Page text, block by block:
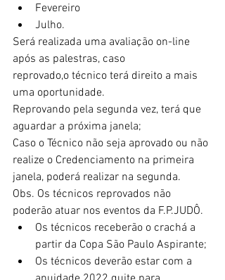
Fevereiro
Julho.
Será realizada uma avaliação on-line
após as palestras, caso
reprovado,o técnico terá direito a mais
uma oportunidade.
Reprovando pela segunda vez, terá que
aguardar a próxima janela;
Caso o Técnico não seja aprovado ou não
realize o Credenciamento na primeira
janela, poderá realizar na segunda.
Obs. Os técnicos reprovados não
poderão atuar nos eventos da F.P.JUDÔ.
Os técnicos receberão o crachá a
partir da Copa São Paulo Aspirante;
Os técnicos deverão estar com a